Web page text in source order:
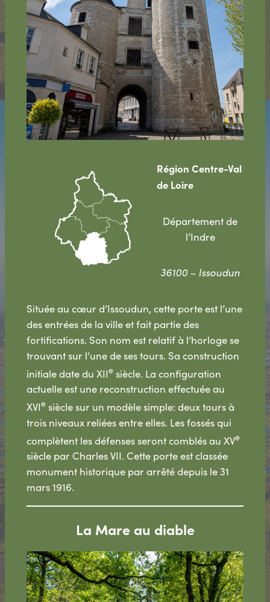
Région Centre-Val
de Loire
Département de
l’Indre
36100 – Issoudun
Située au cœur d’Issoudun, cette porte est l’une
des entrées de la ville et fait partie des
fortifications. Son nom est relatif à l’horloge se
trouvant sur l’une de ses tours. Sa construction
initiale date du XIIesiècle. La configuration
actuelle est une reconstruction effectuée au
XVIesiècle sur un modèle simple: deux tours à
trois niveaux reliées entre elles. Les fossés qui
complètent les défenses seront comblés au XVe
siècle par Charles VII. Cette porte est classée
monument historique par arrêté depuis le 31
mars 1916.
La Mare au diable